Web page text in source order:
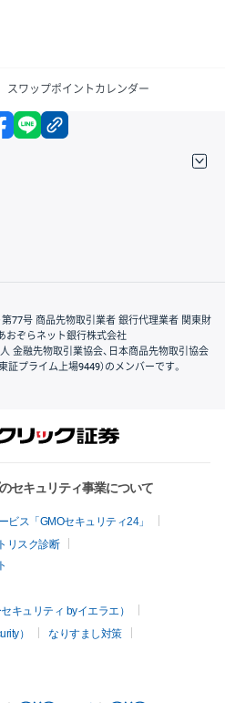
スワップポイントカレンダー
X facebook
第77号 商品先物取引業者 銀行代理業者 関東財
おぞらネット銀行株式会社
金融先物取引業協会、日本商品先物取引協会
プライム上場9449）のメンバーです。
セキュリティ事業について
ス「GMOセキュリティ24」
リスク診断
キュリティ byイエラエ）
）
なりすまし対策